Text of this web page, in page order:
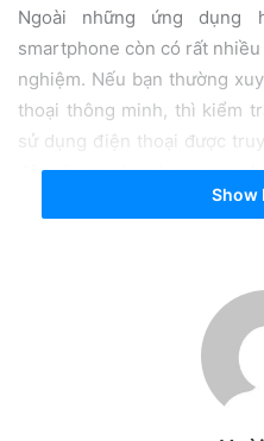
Ngoài những ứng dụng
smartphone còn có rất
nghiệm. Nếu bạn thường
thoại thông minh, thì kiểm
sử dụng điện thoại được
đây và xem thực hư ra sao
để làm nút cảm
Show